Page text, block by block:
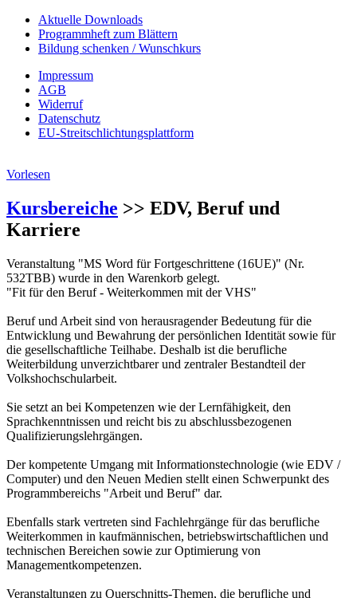
Aktuelle Downloads
Programmheft zum Blättern
Bildung schenken / Wunschkurs
Impressum
AGB
Widerruf
Datenschutz
EU-Streitschlichtungsplattform
Vorlesen
Kursbereiche >> EDV, Beruf und
Karriere
Veranstaltung "MS Word für Fortgeschrittene (16UE)" (Nr.
532TBB) wurde in den Warenkorb gelegt.
"Fit für den Beruf - Weiterkommen mit der VHS"
Beruf und Arbeit sind von herausragender Bedeutung für die
Entwicklung und Bewahrung der persönlichen Identität sowie für
die gesellschaftliche Teilhabe. Deshalb ist die berufliche
Weiterbildung unverzichtbarer und zentraler Bestandteil der
Volkshochschularbeit.
Sie setzt an bei Kompetenzen wie der Lernfähigkeit, den
Sprachkenntnissen und reicht bis zu abschlussbezogenen
Qualifizierungslehrgängen.
Der kompetente Umgang mit Informationstechnologie (wie EDV /
Computer) und den Neuen Medien stellt einen Schwerpunkt des
Programmbereichs "Arbeit und Beruf" dar.
Ebenfalls stark vertreten sind Fachlehrgänge für das berufliche
Weiterkommen in kaufmännischen, betriebswirtschaftlichen und
technischen Bereichen sowie zur Optimierung von
Managementkompetenzen.
Veranstaltungen zu Querschnitts-Themen, die berufliche und